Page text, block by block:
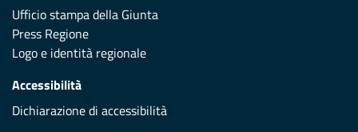
Ufficio stampa della Giunta
Press Regione
Logo e identità regionale
Accessibilità
Dichiarazione di accessibilità